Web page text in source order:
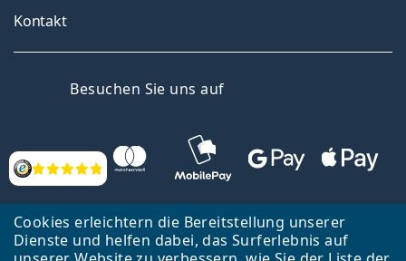
Cookies erleichtern die Bereitstellung unserer
Dienste und helfen dabei, das Surferlebnis auf
Bewertung
Kontakt
Besuchen Sie uns auf